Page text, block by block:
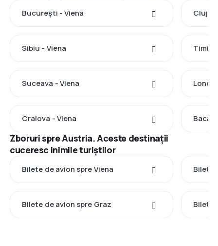
București - Viena Cluj-
Sibiu - Viena
Suceava - Viena
Craiova - Viena Bacău
Zboruri spre Austria. Aceste destinații
cuceresc inimile turiștilor
Bilete de avion spre Viena Bilete
Bilete de avion spre Graz Bilete